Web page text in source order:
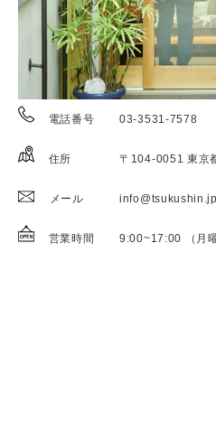
電話番号 03-3531-7578
住所 〒104-0051 東京
メール info@tsukushin.jp
営業時間 9:00~17:00 （月